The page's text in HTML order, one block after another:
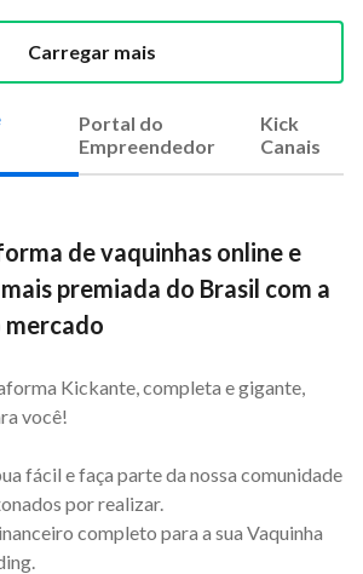
Portal do
Empreendedor
Kick
Canais
de vaquinhas online e
premiada do Brasil com a
Kickante, completa e gigante,
você!
fácil e faça parte da nossa comunidade
por realizar.
completo para a sua Vaquinha
Carregar mais